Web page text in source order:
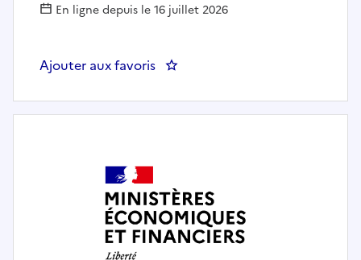
En ligne depuis le 16 juillet 2026
Ajouter aux favoris : Doctorant spécialisé robotique